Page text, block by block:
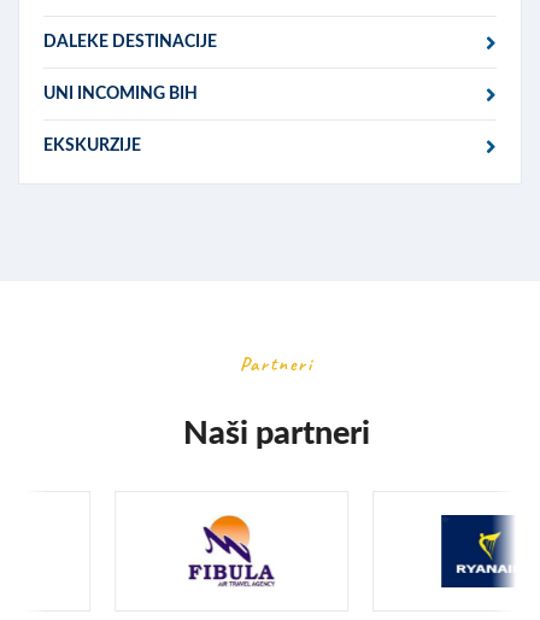
DALEKE DESTINACIJE
UNI INCOMING BIH
EKSKURZIJE
Partneri
Naši partneri